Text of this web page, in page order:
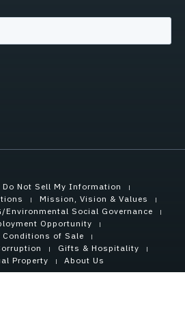
Do Not Sell My Information
Mission, Vision & Values
Environmental Social Governance
Opportunity
Conditions of Sale
Gifts & Hospitality
Property
About Us